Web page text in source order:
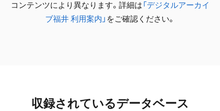
コンテンツにより異なります。詳細は 「デジタルアーカイ
ブ福井 利用案内」 をご確認ください。
収録されているデータベース